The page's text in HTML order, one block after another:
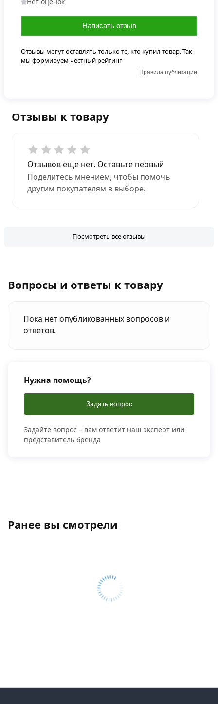
Отзывы к товару
Отзывов еще нет. Оставьте первый
Поделитесь мнением, чтобы помочь
другим покупателям в выборе.
Посмотреть все отзывы
Нет оценок
Написать отзыв
Отзывы могут оставлять только те, кто купил товар. Так
мы формируем честный рейтинг
Правила публикации
Вопросы и ответы к товару
Пока нет опубликованных вопросов и
ответов.
Нужна помощь?
Задать вопрос
Задайте вопрос – вам ответит наш эксперт или
представитель бренда
Ранее вы смотрели